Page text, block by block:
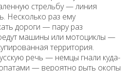
стрельбу — линия
Несколько раз ему
дороги — пару раз
машины или мотоциклы —
территория.
речь — немцы гнали куда-
— вероятно рыть окопы